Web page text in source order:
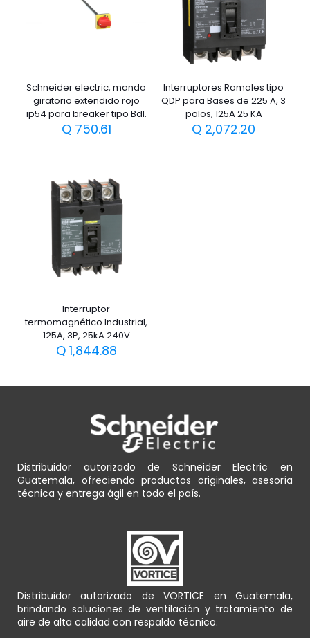
Schneider electric, mando
giratorio extendido rojo
ip54 para breaker tipo Bdl.
Q750.61
Interruptores Ramales tipo
QDP para Bases de 225 A, 3
polos, 125A 25 KA
Q 2,072.20
Interruptor
termomagnético Industrial,
125A, 3P, 25kA 240V
Q1,844.88
Distribuidor autorizado de Schneider Electric en
Guatemala, ofreciendo productos originales, asesoría
técnica y entrega ágil en todo el país.
Distribuidor autorizado de VORTICE en Guatemala,
brindando soluciones de ventilación y tratamiento de
aire de alta calidad con respaldo técnico.